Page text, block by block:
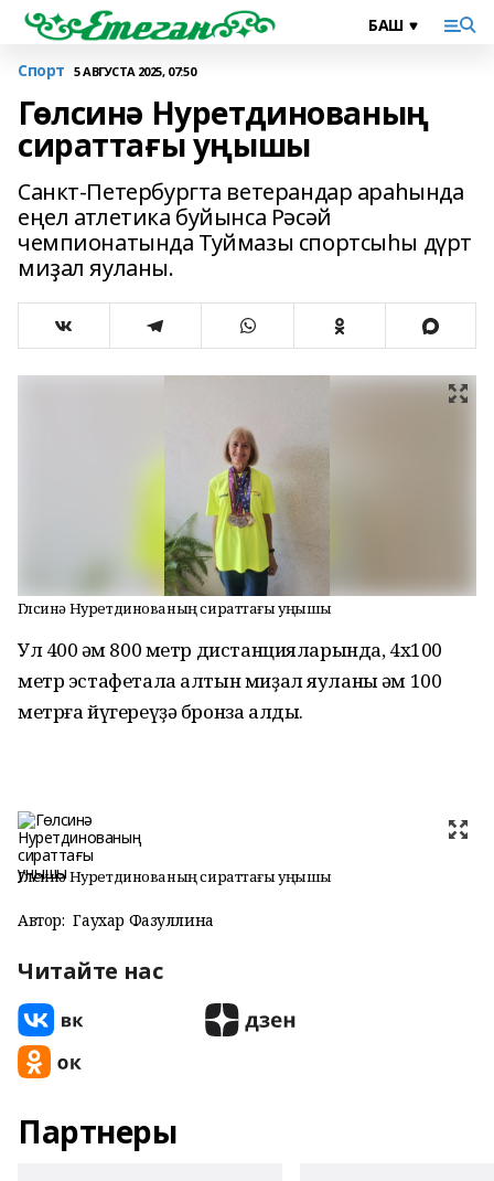
Спорт 5 АВГУСТА 2025, 07:50
Гөлсинә Нуретдинованың
сираттағы уңышы
Санкт-Петербургта ветерандар араһында
еңел атлетика буйынса Рәсәй
чемпионатында Туймазы спортсыһы дүрт
миҙал яуланы.
Гөлсинә Нуретдинованың сираттағы уңышы
Ул 400 һәм 800 метр дистанцияларында, 4х100
метр эстафетала алтын миҙал яуланы һәм 100
метрға йүгереүҙә бронза алды.
Гөлсинә Нуретдинованың сираттағы уңышы
Автор: Гаухар Фазуллина
Читайте нас
Партнеры